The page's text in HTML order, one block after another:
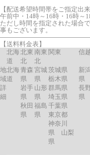
【配送希望時間帯をご指定出来
午前中・14時～16時・16時～
ただし時間を指定された場合
事もございます。
【送料料金表】
北海
道
北東
北
南東
北
関東 信
地
域
詳
細
北海
道
青森
県
岩手
県
秋田
県
宮城
県
山形
県
福島
県
茨城県
栃木県
群馬県
埼玉県
千葉県
東京都
神奈川
県 山梨
県
新
県
長
県